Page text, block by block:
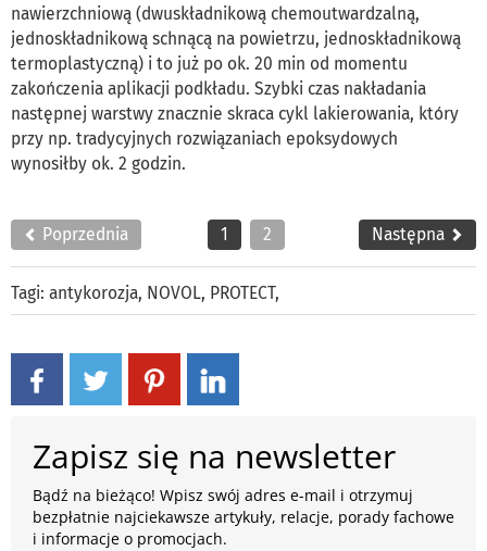
nawierzchniową (dwuskładnikową chemoutwardzalną,
jednoskładnikową schnącą na powietrzu, jednoskładnikową
termoplastyczną) i to już po ok. 20 min od momentu
zakończenia aplikacji podkładu. Szybki czas nakładania
następnej warstwy znacznie skraca cykl lakierowania, który
przy np. tradycyjnych rozwiązaniach epoksydowych
wynosiłby ok. 2 godzin.
Poprzednia 1 2 Następna
Tagi: antykorozja, NOVOL, PROTECT,
Zapisz się na newsletter
Bądź na bieżąco! Wpisz swój adres e-mail i otrzymuj
bezpłatnie najciekawsze artykuły, relacje, porady fachowe
i informacje o promocjach.